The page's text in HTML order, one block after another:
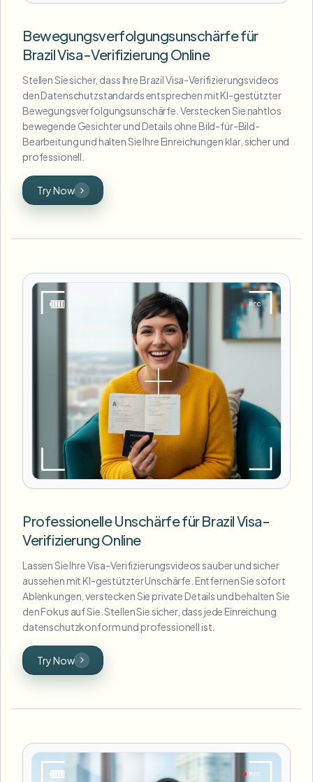
Bewegungsverfolgungsunschärfe für
Brazil Visa-Verifizierung Online
Stellen Sie sicher, dass Ihre Brazil Visa-Verifizierungsvideos
den Datenschutzstandards entsprechen mit KI-gestützter
Bewegungsverfolgungsunschärfe. Verstecken Sie nahtlos
bewegende Gesichter und Details ohne Bild-für-Bild-
Bearbeitung und halten Sie Ihre Einreichungen klar, sicher und
professionell.
Try Now
Professionelle Unschärfe für Brazil Visa-
Verifizierung Online
Lassen Sie Ihre Visa-Verifizierungsvideos sauber und sicher
aussehen mit KI-gestützter Unschärfe. Entfernen Sie sofort
Ablenkungen, verstecken Sie private Details und behalten Sie
den Fokus auf Sie. Stellen Sie sicher, dass jede Einreichung
datenschutzkonform und professionell ist.
Try Now